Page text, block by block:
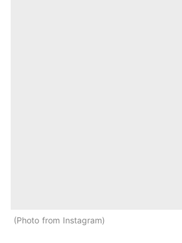
Photo from Instagram